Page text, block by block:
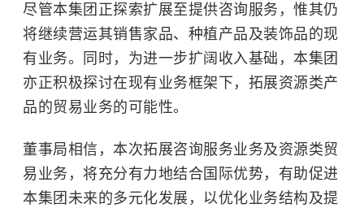
尽管本集团正探索扩展至提供咨询服务，惟其仍
将继续营运其销售家品、种植产品及装饰品的现
有业务。同时，为进一步扩阔收入基础，本集团
亦正积极探讨在现有业务框架下，拓展资源类产
品的贸易业务的可能性。
董事局相信，本次拓展咨询服务业务及资源类贸
易业务，将充分有力地结合国际优势，有助促进
本集团未来的多元化发展，以优化业务结构及提